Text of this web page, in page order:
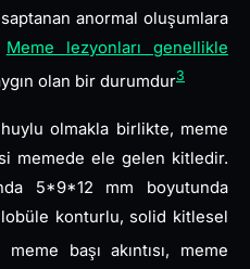
anormal oluşumlara
Meme lezyonları genellikle
olan bir durumdur3
olmakla birlikte, meme
memede ele gelen kitledir.
5*9*12 mm boyutunda
konturlu, solid kitlesel
meme başı akıntısı, meme